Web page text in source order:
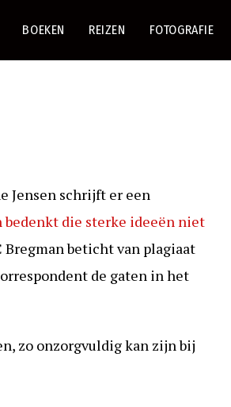
BOEKEN REIZEN FOTOGRAFIE
Jensen schrijft er een
bedenkt die sterke ideeën niet
Bregman beticht van plagiaat
de gaten in het
zo onzorgvuldig kan zijn bij